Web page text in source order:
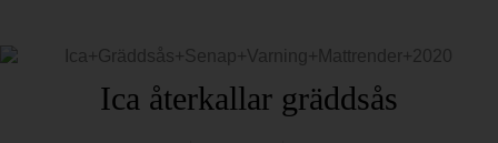
Ica återkallar gräddsås